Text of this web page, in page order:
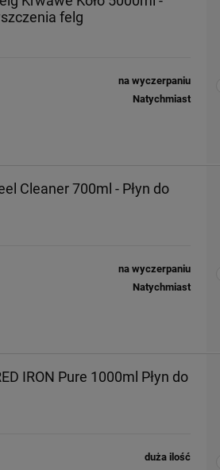
felg
na wyczerpaniu
Natychmiast
Cleaner 700ml - Płyn do
na wyczerpaniu
Natychmiast
IRON Pure 1000ml Płyn do
duża ilość